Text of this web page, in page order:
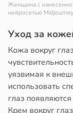
Женщина с
нейросетью Midjourney
Уход за
Кожа вокруг
уязвимая к
использовать
глаз
Крем вокруг